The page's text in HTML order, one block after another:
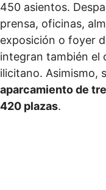
450 asientos.
prensa, oficinas,
exposición o foyer
integran también el
ilicitano. Asimismo,
aparcamiento de
420 plazas.